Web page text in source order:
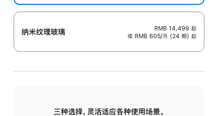
纳米纹理玻璃 RMB 14,499 起
或 RMB 605/月 (24 期) 起
三种选择，灵活适应各种使用场景。